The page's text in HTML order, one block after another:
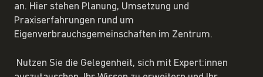
an. Hier stehen Planung, Umsetzung und
Praxiserfahrungen rund um
Eigenverbrauchsgemeinschaften im Zentrum.
Nutzen Sie die Gelegenheit, sich mit Expert:innen